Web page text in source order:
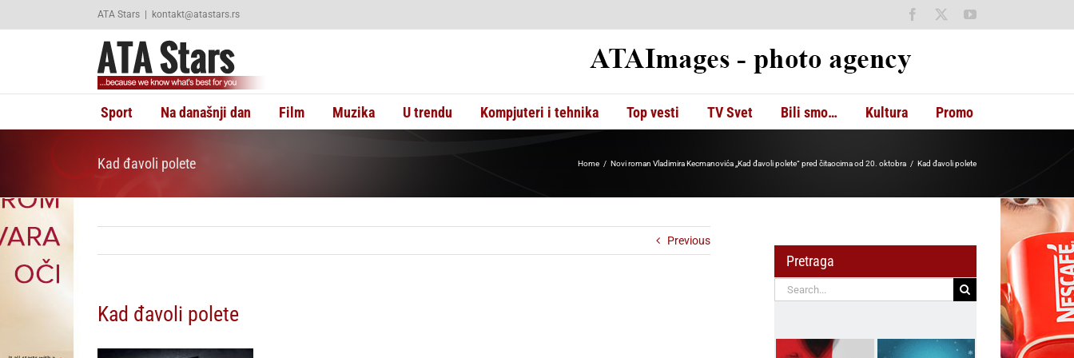
ATA Stars | kontakt@atastars.rs Facebook YouTube
Sport Na današnji dan Film Muzika U trendu Kompjuteri i tehnika Top vesti TV Svet Bili smo… Kultura Promo
Kad đavoli polete Home Novi roman Vladimira Kecmanovića „Kad đavoli polete“ pred čitaocima od 20. oktobra Kad đavoli polete
Previous
Kad đavoli polete
Pretraga
Search
for: